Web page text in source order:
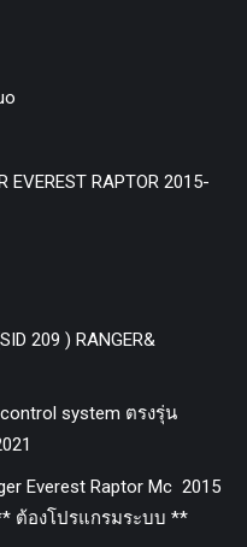
EVEREST RAPTOR 2015-
209 ) RANGER&
system ตรงรุ่น
Everest Raptor Mc 2015
ต้องโปรแกรมระบบ **